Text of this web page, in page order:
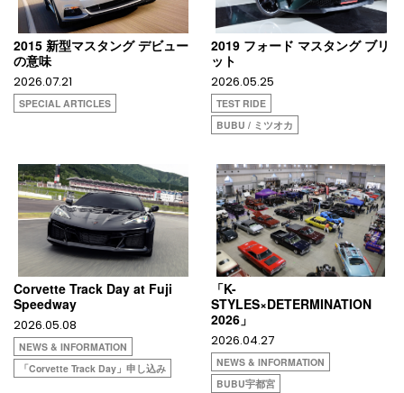
2015 新型マスタング デビュー
の意味
2026.07.21
SPECIAL ARTICLES
2019 フォード マスタング ブリ
ット
2026.05.25
TEST RIDE
BUBU / ミツオカ
Corvette Track Day at Fuji
Speedway​
2026.05.08
NEWS & INFORMATION
「Corvette Track Day​」申し込み
「K-
STYLES×DETERMINATION
2026」
2026.04.27
NEWS & INFORMATION
BUBU宇都宮